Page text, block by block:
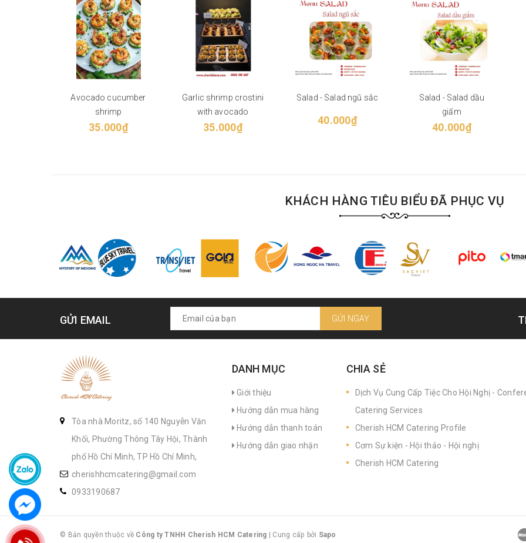
Avocado cucumber
shrimp
35.000₫
Garlic shrimp crostini
with avocado
35.000₫
Salad - Salad ngũ sắc
40.000₫
Salad - Salad dầu
giấm
40.000₫
KHÁCH HÀNG TIÊU BIỂU ĐÃ PHỤC VỤ
GỬI EMAIL GỬI NGAY
Tòa nhà Moritz, số 140 Nguyễn Văn
Khối, Phường Thông Tây Hội, Thành
phố Hồ Chí Minh, TP Hồ Chí Minh,
cherishhcmcatering@gmail.com
0933190687
DANH MỤC
Giới thiệu
Hướng dẫn mua hàng
Hướng dẫn thanh toán
Hướng dẫn giao nhận
CHIA SẺ
Dịch Vụ Cung Cấp Tiệc Cho Hội Nghị -
Catering Services
Cherish HCM Catering Profile
Cơm Sự kiện - Hội thảo - Hội nghị
Cherish HCM Catering
© Bản quyền thuộc về Công ty TNHH Cherish HCM Catering Cung cấp bởi Sapo